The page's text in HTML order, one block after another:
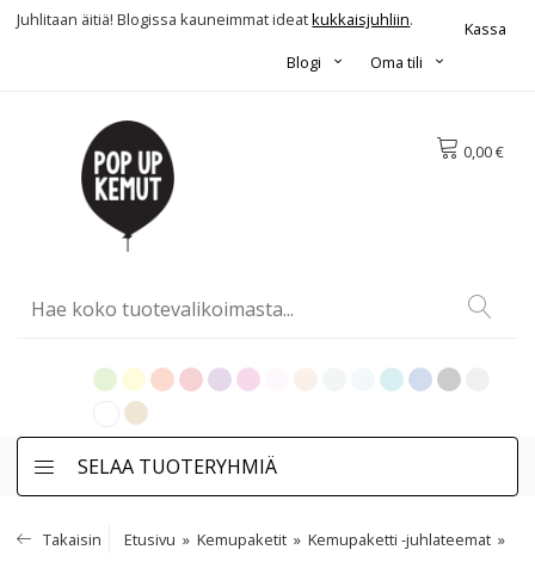
Juhlitaan äitiä! Blogissa kauneimmat ideatkukkaisjuhliin.
Kassa
Oma tili
Blogi
0,00 €
SELAA TUOTERYHMIÄ
Takaisin Etusivu Kemupaketit Kemupaketti -juhlateemat